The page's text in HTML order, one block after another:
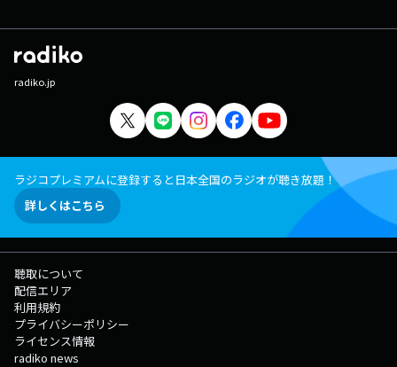
radiko.jp
ラジコプレミアムに登録すると日本全国のラジオが聴き放題！
詳しくはこちら
聴取について
配信エリア
利用規約
プライバシーポリシー
ライセンス情報
radiko news